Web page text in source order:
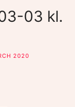
03 kl.
2020